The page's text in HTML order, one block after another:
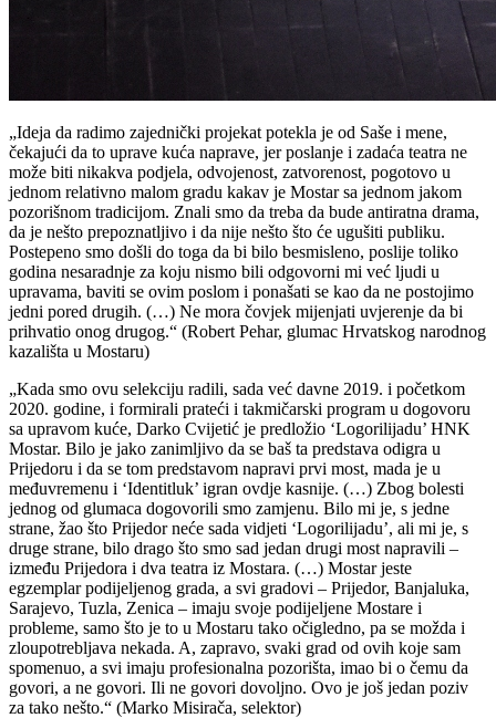
„Ideja da radimo zajednički projekat potekla je od Saše i mene,
čekajući da to uprave kuća naprave, jer poslanje i zadaća teatra ne
može biti nikakva podjela, odvojenost, zatvorenost, pogotovo u
jednom relativno malom gradu kakav je Mostar sa jednom jakom
pozorišnom tradicijom. Znali smo da treba da bude antiratna drama,
da je nešto prepoznatljivo i da nije nešto što će ugušiti publiku.
Postepeno smo došli do toga da bi bilo besmisleno, poslije toliko
godina nesaradnje za koju nismo bili odgovorni mi već ljudi u
upravama, baviti se ovim poslom i ponašati se kao da ne postojimo
jedni pored drugih. (…) Ne mora čovjek mijenjati uvjerenje da bi
prihvatio onog drugog.“ (Robert Pehar, glumac Hrvatskog narodnog
kazališta u Mostaru)
„Kada smo ovu selekciju radili, sada već davne 2019. i početkom
2020. godine, i formirali prateći i takmičarski program u dogovoru
sa upravom kuće, Darko Cvijetić je predložio ‘Logorilijadu’ HNK
Mostar. Bilo je jako zanimljivo da se baš ta predstava odigra u
Prijedoru i da se tom predstavom napravi prvi most, mada je u
međuvremenu i ‘Identitluk’ igran ovdje kasnije. (…) Zbog bolesti
jednog od glumaca dogovorili smo zamjenu. Bilo mi je, s jedne
strane, žao što Prijedor neće sada vidjeti ‘Logorilijadu’, ali mi je, s
druge strane, bilo drago što smo sad jedan drugi most napravili –
između Prijedora i dva teatra iz Mostara. (…) Mostar jeste
egzemplar podijeljenog grada, a svi gradovi – Prijedor, Banjaluka,
Sarajevo, Tuzla, Zenica – imaju svoje podijeljene Mostare i
probleme, samo što je to u Mostaru tako očigledno, pa se možda i
zloupotrebljava nekada. A, zapravo, svaki grad od ovih koje sam
spomenuo, a svi imaju profesionalna pozorišta, imao bi o čemu da
govori, a ne govori. Ili ne govori dovoljno. Ovo je još jedan poziv
za tako nešto.“ (Marko Misirača, selektor)